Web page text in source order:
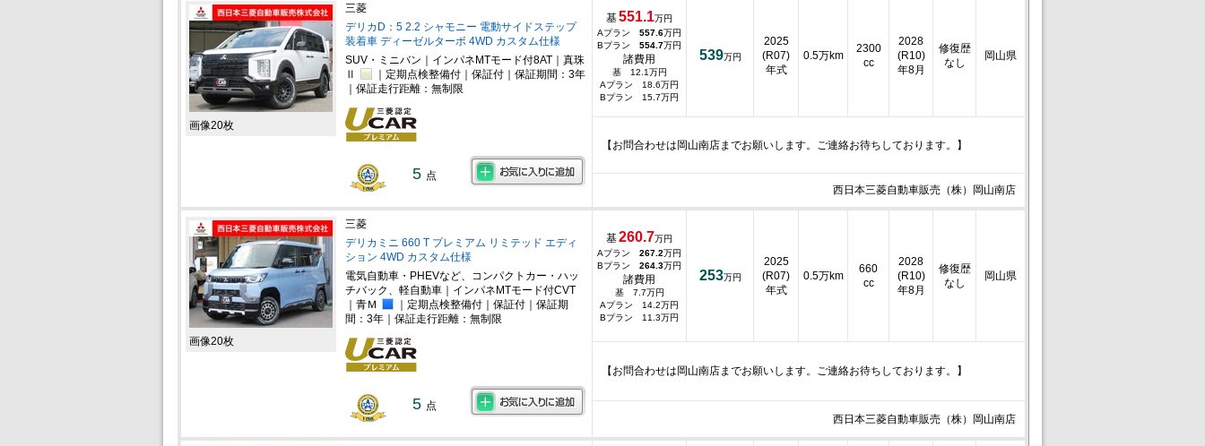
画像20枚
三菱
デリカD：5 2.2 シャモニー 電動サイドステップ
装着車 ディーゼルターボ 4WD カスタム仕様
SUV・ミニバン｜インパネMTモード付8AT｜真珠
Ⅱ
｜定期点検整備付｜保証付｜保証期間：3年
｜保証走行距離：無制限
5 点
基551.1万円
Aプラン 557.6万円
Bプラン 554.7万円
諸費用
基 12.1万円
Aプラン 18.6万円
Bプラン 15.7万円
539万円
2025
(R07)
年式
0.5万km
2300
cc
2028
(R10)
年8月
修復歴
なし
岡山県
【お問合わせは岡山南店までお願いします。ご連絡お待ちしております。】
西日本三菱自動車販売（株）岡山南店
画像20枚
三菱
デリカミニ 660 T プレミアム リミテッド エディ
ション 4WD カスタム仕様
電気自動車・PHEVなど、コンパクトカー・ハッ
チバック、軽自動車｜インパネMTモード付CVT
｜青Ｍ
｜定期点検整備付｜保証付｜保証期
間：3年｜保証走行距離：無制限
5 点
基260.7万円
Aプラン 267.2万円
Bプラン 264.3万円
諸費用
基 7.7万円
Aプラン 14.2万円
Bプラン 11.3万円
253万円
2025
(R07)
年式
0.5万km
660
cc
2028
(R10)
年8月
修復歴
なし
岡山県
【お問合わせは岡山南店までお願いします。ご連絡お待ちしております。】
西日本三菱自動車販売（株）岡山南店